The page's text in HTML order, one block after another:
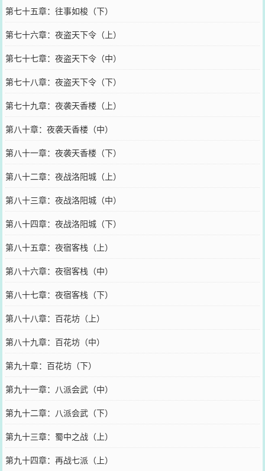
第七十五章：往事如梭（下）
第七十六章：夜盗天下令（上）
第七十七章：夜盗天下令（中）
第七十八章：夜盗天下令（下）
第七十九章：夜袭天香楼（上）
第八十章：夜袭天香楼（中）
第八十一章：夜袭天香楼（下）
第八十二章：夜战洛阳城（上）
第八十三章：夜战洛阳城（中）
第八十四章：夜战洛阳城（下）
第八十五章：夜宿客栈（上）
第八十六章：夜宿客栈（中）
第八十七章：夜宿客栈（下）
第八十八章：百花坊（上）
第八十九章：百花坊（中）
第九十章：百花坊（下）
第九十一章：八派会武（中）
第九十二章：八派会武（下）
第九十三章：蜀中之战（上）
第九十四章：再战七派（上）